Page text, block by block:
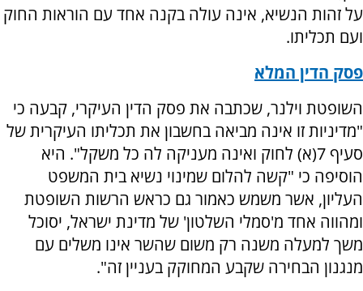
על זהות הנשיא, אינה עולה בקנה אחד עם הוראות החוק
ועם תכליתו.
פסק הדין המלא
השופטת וילנר, שכתבה את פסק הדין העיקרי, קבעה כי
"מדיניות זו אינה מביאה בחשבון את תכליתו העיקרית של
סעיף 7(א) לחוק ואינה מעניקה לה כל משקל". היא
הוסיפה כי "קשה להלום שמינוי נשיא בית המשפט
העליון, אשר משמש כאמור גם כראש הרשות השופטת
ומהווה אחד מ'סמלי השלטון' של מדינת ישראל, יסוכל
משך למעלה משנה רק משום שהשר אינו משלים עם
מנגנון הבחירה שקבע המחוקק בעניין זה".